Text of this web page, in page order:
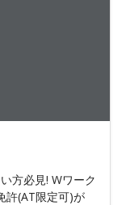
方必見! Wワーク
許(AT限定可)が